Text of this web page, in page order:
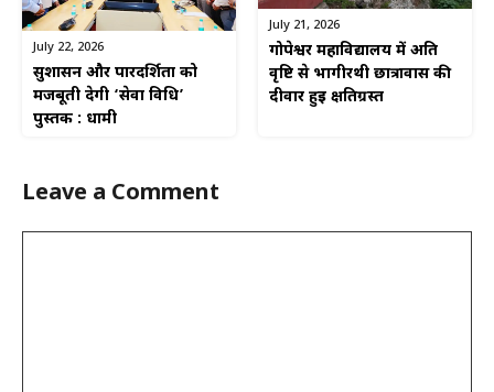
July 22, 2026
सुशासन और पारदर्शिता को
मजबूती देगी ‘सेवा विधि’
पुस्तक : धामी
July 21, 2026
गोपेश्वर महाविद्यालय में अति
वृष्टि से भागीरथी छात्रावास की
दीवार हुई क्षतिग्रस्त
Leave a Comment